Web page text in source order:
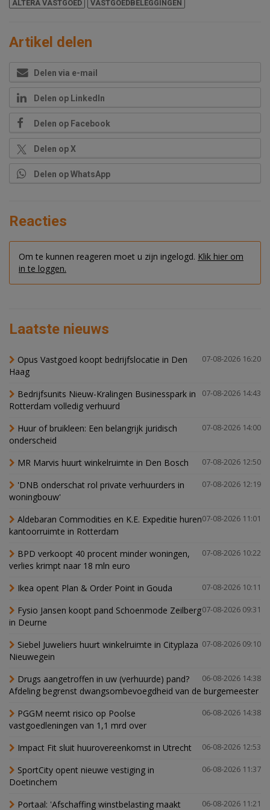
ALTERA VASTGOED VASTGOEDBELEGGINGEN
Artikel delen
Delen via e-mail
Delen op LinkedIn
Delen op Facebook
Delen op X
Delen op WhatsApp
Reacties
Om te kunnen reageren moet u zijn ingelogd. Klik hier om
in te loggen.
Laatste nieuws
07-08-2026 16:20
Opus Vastgoed koopt bedrijfslocatie in Den
Haag
07-08-2026 14:43
Bedrijfsunits Nieuw-Kralingen Businesspark in
Rotterdam volledig verhuurd
07-08-2026 14:00
Huur of bruikleen: Een belangrijk juridisch
onderscheid
07-08-2026 12:50
MR Marvis huurt winkelruimte in Den Bosch
07-08-2026 12:19
'DNB onderschat rol private verhuurders in
woningbouw'
07-08-2026 11:01
Aldebaran Commodities en K.E. Expeditie huren
kantoorruimte in Rotterdam
07-08-2026 10:22
BPD verkoopt 40 procent minder woningen,
verlies krimpt naar 18 mln euro
07-08-2026 10:11
Ikea opent Plan & Order Point in Gouda
07-08-2026 09:31
Fysio Jansen koopt pand Schoenmode Zeilberg
in Deurne
07-08-2026 09:10
Siebel Juweliers huurt winkelruimte in Cityplaza
Nieuwegein
06-08-2026 14:38
Drugs aangetroffen in uw (verhuurde) pand?
Afdeling begrenst dwangsombevoegdheid van de burgemeester
06-08-2026 14:38
PGGM neemt risico op Poolse
vastgoedleningen van 1,1 mrd over
06-08-2026 12:53
Impact Fit sluit huurovereenkomst in Utrecht
06-08-2026 11:37
SportCity opent nieuwe vestiging in
Doetinchem
06-08-2026 11:21
Portaal: 'Afschaffing winstbelasting maakt